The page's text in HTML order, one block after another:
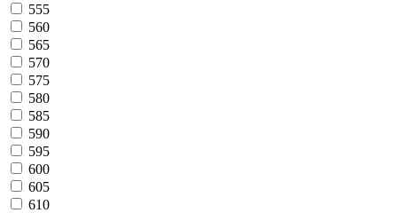
555
560
565
570
575
580
585
590
595
600
605
610